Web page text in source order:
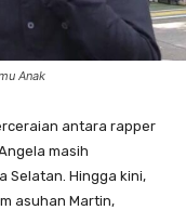
Anak
antara rapper
masih
Selatan. Hingga kini,
asuhan Martin,